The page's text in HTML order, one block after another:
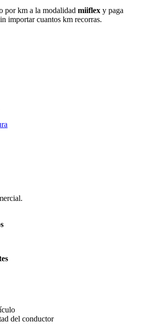
por km a la modalidad miiflex y paga
importar cuantos km recorras.
del conductor